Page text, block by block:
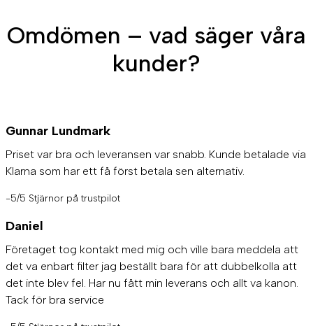
Omdömen – vad säger våra
kunder?
Gunnar Lundmark
Priset var bra och leveransen var snabb. Kunde betalade via
Klarna som har ett få först betala sen alternativ.
-5/5 Stjärnor på trustpilot
Daniel
Företaget tog kontakt med mig och ville bara meddela att
det va enbart filter jag beställt bara för att dubbelkolla att
det inte blev fel. Har nu fått min leverans och allt va kanon.
Tack för bra service